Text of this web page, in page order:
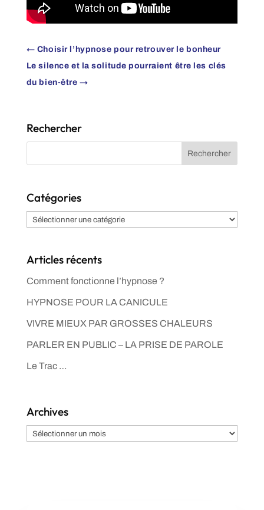
← Choisir l’hypnose pour retrouver le bonheur
Le silence et la solitude pourraient être les clés
du bien-être →
Rechercher
Catégories
Catégories
Articles récents
Comment fonctionne l’hypnose ?
HYPNOSE POUR LA CANICULE
VIVRE MIEUX PAR GROSSES CHALEURS
PARLER EN PUBLIC – LA PRISE DE PAROLE
Le Trac …
Archives
Archives